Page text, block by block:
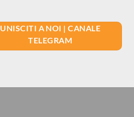
UNISCITI A NOI | CANALE
TELEGRAM